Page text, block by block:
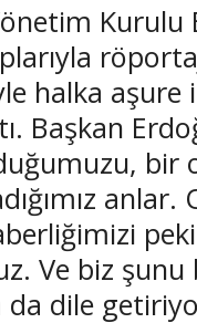
Kurulu
halka aşure
Başkan
bir
anlar.
Ve biz
dile